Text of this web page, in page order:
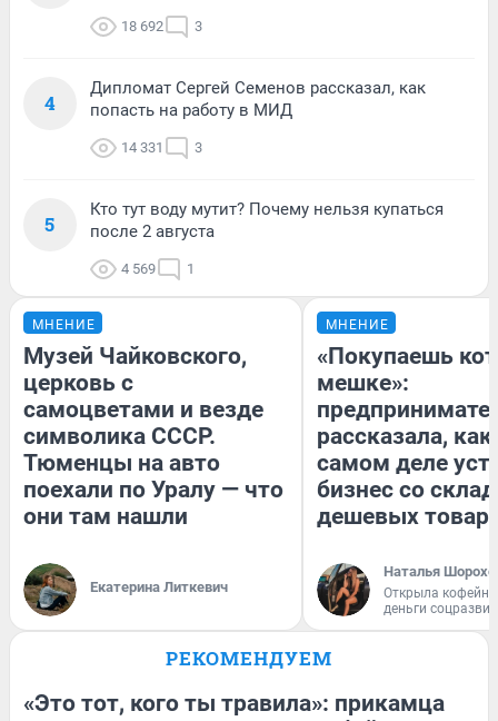
18 692 3
4
Дипломат Сергей Семенов рассказал, как
попасть на работу в МИД
14 331 3
5
Кто тут воду мутит? Почему нельзя купаться
после 2 августа
4 569 1
МНЕНИЕ
Музей Чайковского,
церковь с
самоцветами и везде
символика СССР.
Тюменцы на авто
поехали по Уралу — что
они там нашли
Екатерина Литкевич
МНЕНИЕ
«Покупаешь
мешке»:
рассказала, как
самом деле
бизнес со
дешевых
Наталья
Открыла
деньги
РЕКОМЕНДУЕМ
«Это тот, кого ты травила»: прикамца